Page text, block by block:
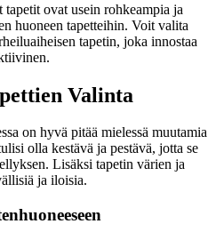
tapetit ovat usein rohkeampia ja
huoneen tapetteihin. Voit valita
tapetin, joka innostaa
Valinta
on hyvä pitää mielessä muutamia
olla kestävä ja pestävä, jotta se
Lisäksi tapetin värien ja
ja iloisia.